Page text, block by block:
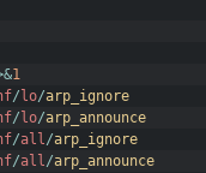
&1
/ lo/arp_ignore
/ lo/arp_announce
/all/arp_ignore
/all/arp_announce